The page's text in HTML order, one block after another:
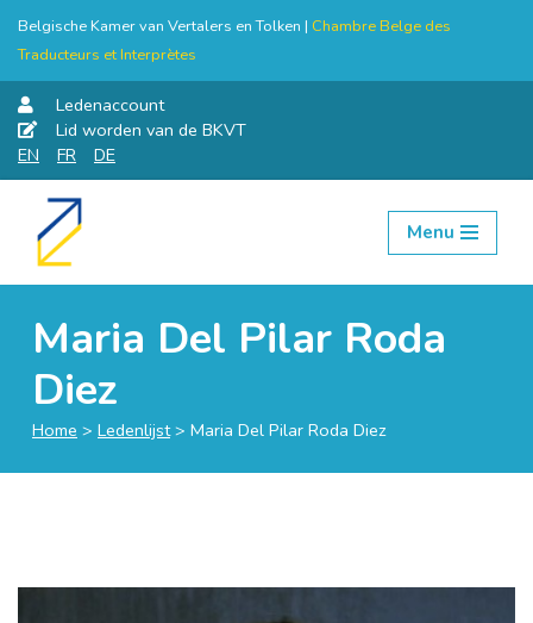
Belgische Kamer van Vertalers en Tolken | Chambre Belge des
Traducteurs et Interprètes
Ledenaccount
Lid worden van de BKVT
EN
FR DE
Skip
Menu
Maria Del Pilar Roda
Diez
Home > Ledenlijst> Maria Del Pilar Roda Diez